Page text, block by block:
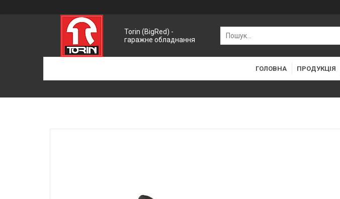
Torin (BigRed) -
гаражне обладнання
ГОЛОВНА ПРОДУКЦІЯ